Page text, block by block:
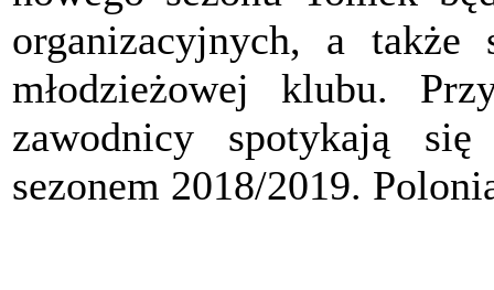
organizacyjnych, a
młodzieżowej klubu.
zawodnicy spotykają
sezonem 2018/2019.